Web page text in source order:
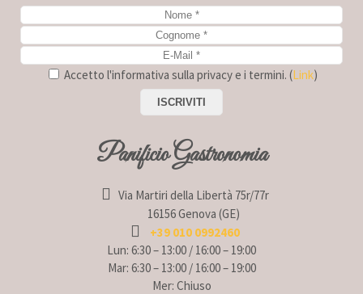
Accetto l'informativa sulla privacy e i termini. (Link)
Panificio Gastronomia
Via Martiri della Libertà 75r/77r
16156 Genova (GE)
+39 010 0992460
Lun: 6:30 – 13:00 / 16:00 – 19:00
Mar: 6:30 – 13:00 / 16:00 – 19:00
Mer: Chiuso